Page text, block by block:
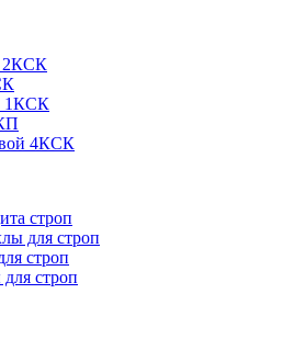
2КСК
1КСК
4КСК
строп
для строп
строп
строп